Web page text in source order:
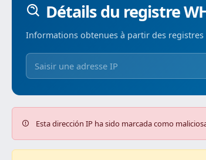
Détails du registre
Informations obtenues à partir des registres
Esta dirección IP ha sido marcada como